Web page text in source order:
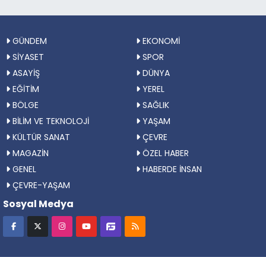
GÜNDEM
EKONOMİ
SİYASET
SPOR
ASAYİŞ
DÜNYA
EĞİTİM
YEREL
BÖLGE
SAĞLIK
BİLİM VE TEKNOLOJİ
YAŞAM
KÜLTÜR SANAT
ÇEVRE
MAGAZİN
ÖZEL HABER
GENEL
HABERDE İNSAN
ÇEVRE-YAŞAM
Sosyal Medya